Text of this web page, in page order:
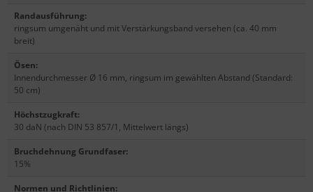
Randausführung:
ringsum umgenäht und mit Verstärkungsband versehen (ca. 40 mm
breit)
Ösen:
Innendurchmesser Ø 16 mm, ringsum im gewählten Abstand (Standard:
50 cm)
Höchstzugkraft:
30 daN (nach DIN 53 857/1, Mittelwert längs)
Bruchdehnung Grundfaser:
15%
Normen und Richtlinien: